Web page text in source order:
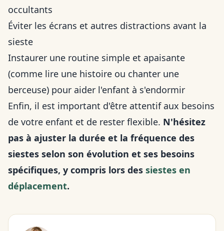
occultants
Éviter les écrans et autres distractions avant la
sieste
Instaurer une routine simple et apaisante
(comme lire une histoire ou chanter une
berceuse) pour aider l'enfant à s'endormir
Enfin, il est important d'être attentif aux besoins
de votre enfant et de rester flexible. N'hésitez
pas à ajuster la durée et la fréquence des
siestes selon son évolution et ses besoins
spécifiques, y compris lors des siestes en
déplacement.